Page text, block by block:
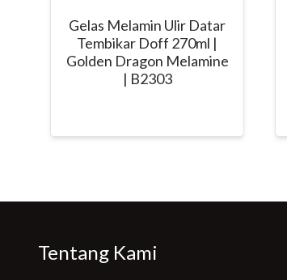
Gelas Melamin Ulir Datar
Tembikar Doff 270ml |
Golden Dragon Melamine
| B2303
Tentang Kami